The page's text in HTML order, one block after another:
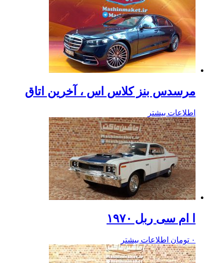
مرسدس بنز کلاس اس ، آخرین اتاق
اطلاعات بیشتر
ا ام سی ربل ۱۹۷۰
۰ تومان اطلاعات بیشتر